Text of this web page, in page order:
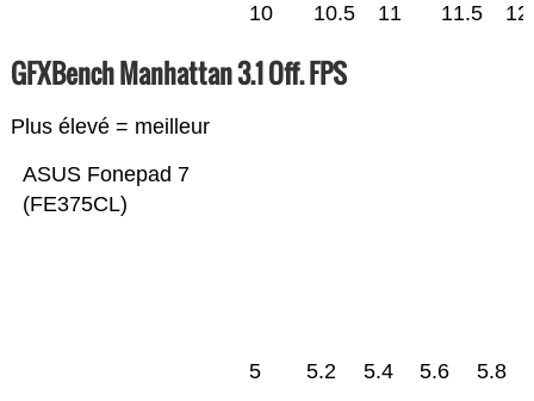
10 10.5 11 11.5 12
GFXBench Manhattan 3.1 Off. FPS
Plus élevé = meilleur
ASUS Fonepad 7
(FE375CL)
5 5.2 5.4 5.6 5.8